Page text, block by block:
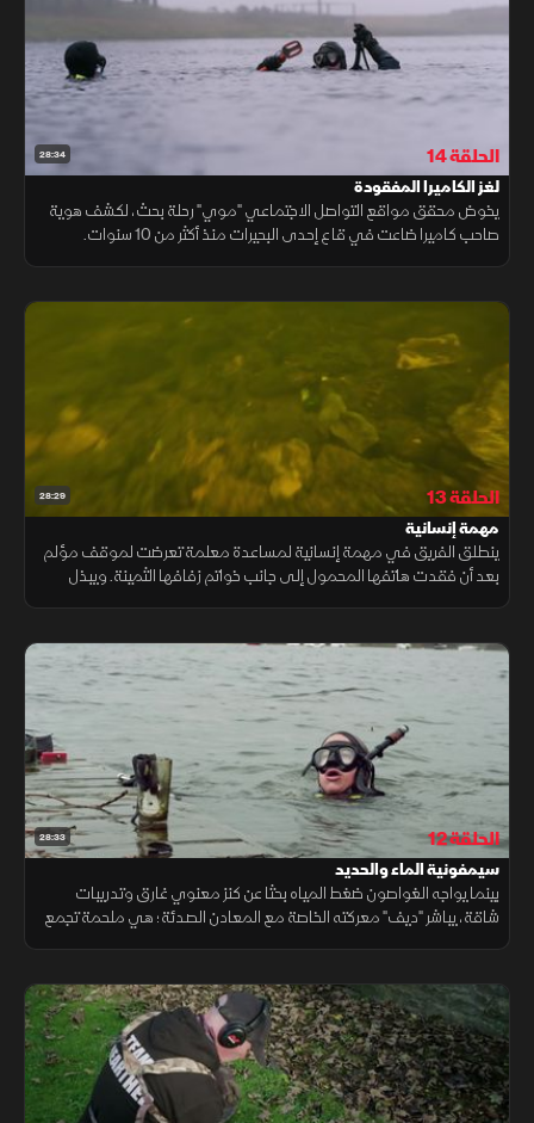
28:34 الحلقة 14
لغز الكاميرا المفقودة
يخوض محقق مواقع التواصل الاجتماعي "موي" رحلة بحث، لكشف هوية
صاحب كاميرا ضاعت في قاع إحدى البحيرات منذ أكثر من 10 سنوات.
28:29 الحلقة 13
مهمة إنسانية
ينطلق الفريق في مهمة إنسانية لمساعدة معلمة تعرضت لموقف مؤلم
بعد أن فقدت هاتفها المحمول إلى جانب خواتم زفافها الثمينة. ويبذل
28:33 الحلقة 12
سيمفونية الماء والحديد
بينما يواجه الغواصون ضغط المياه بحثا عن كنز معنوي غارق وتدريبات
شاقة، يباشر "ديف" معركته الخاصة مع المعادن الصدئة؛ هي ملحمة تجمع